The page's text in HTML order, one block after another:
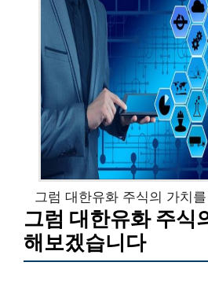
그럼 대한유화 주식의 가치
그럼 대한유화 주식
해보겠습니다